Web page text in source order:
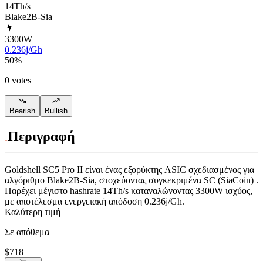
14Th/s
Blake2B-Sia
3300W
0.236j/Gh
50%
0 votes
Bearish Bullish
Περιγραφή
Goldshell SC5 Pro II είναι ένας εξορύκτης ASIC σχεδιασμένος για
αλγόριθμο Blake2B-Sia, στοχεύοντας συγκεκριμένα SC (SiaCoin) .
Παρέχει μέγιστο hashrate 14Th/s καταναλώνοντας 3300W ισχύος,
με αποτέλεσμα ενεργειακή απόδοση 0.236j/Gh.
Καλύτερη τιμή
Σε απόθεμα
$718